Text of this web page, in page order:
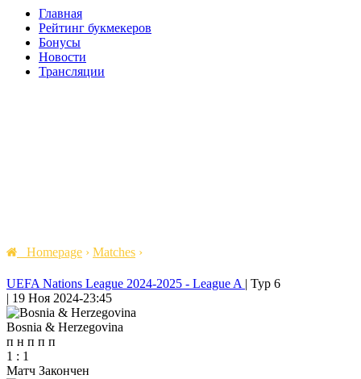
Главная
Рейтинг букмекеров
Бонусы
Новости
Трансляции
Homepage › Matches ›
UEFA Nations League 2024-2025 - League A | Тур 6
| 19 Ноя 2024-23:45
Bosnia & Herzegovina
п н п п п
1 : 1
Матч Закончен